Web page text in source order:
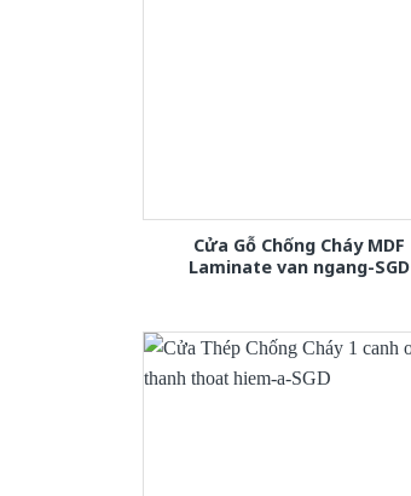
Cửa Gỗ Chống Cháy MDF
Laminate van ngang-SGD